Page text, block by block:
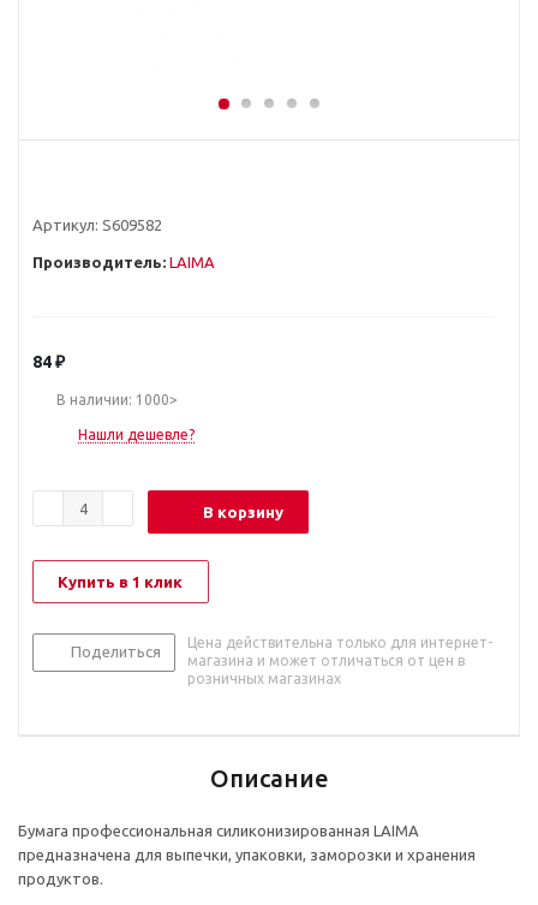
Артикул: S609582
Производитель: LAIMA
84₽
В наличии: 1000>
Нашли дешевле?
В корзину
Купить в 1 клик
Поделиться
Цена действительна только для интернет-
магазина и может отличаться от цен в
розничных магазинах
Описание
Бумага профессиональная силиконизированная LAIMA
предназначена для выпечки, упаковки, заморозки и хранения
продуктов.